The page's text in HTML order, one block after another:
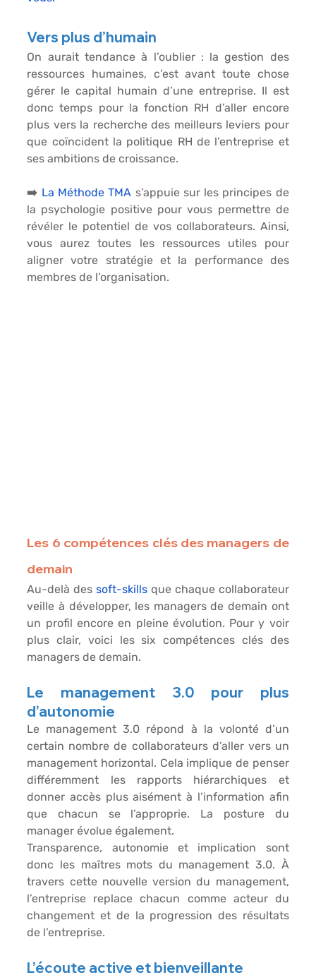
Vers plus d’humain
On aurait tendance à l’oublier : la gestion des
ressources humaines, c’est avant toute chose
gérer le capital humain d’une entreprise. Il est
donc temps pour la fonction RH d’aller encore
plus vers la recherche des meilleurs leviers pour
que coïncident la politique RH de l’entreprise et
ses ambitions de croissance.
➡️ La Méthode TMA s’appuie sur les principes de
la psychologie positive pour vous permettre de
révéler le potentiel de vos collaborateurs. Ainsi,
vous aurez toutes les ressources utiles pour
aligner votre stratégie et la performance des
membres de l’organisation.
Les 6 compétences clés des managers de
demain
Au-delà des soft-skills que chaque collaborateur
veille à développer, les managers de demain ont
un profil encore en pleine évolution. Pour y voir
plus clair, voici les six compétences clés des
managers de demain.
Le management 3.0 pour plus
d’autonomie
Le management 3.0 répond à la volonté d’un
certain nombre de collaborateurs d’aller vers un
management horizontal. Cela implique de penser
différemment les rapports hiérarchiques et
donner accès plus aisément à l’information afin
que chacun se l’approprie. La posture du
manager évolue également.
Transparence, autonomie et implication sont
donc les maîtres mots du management 3.0. À
travers cette nouvelle version du management,
l’entreprise replace chacun comme acteur du
changement et de la progression des résultats
de l’entreprise.
L’écoute active et bienveillante